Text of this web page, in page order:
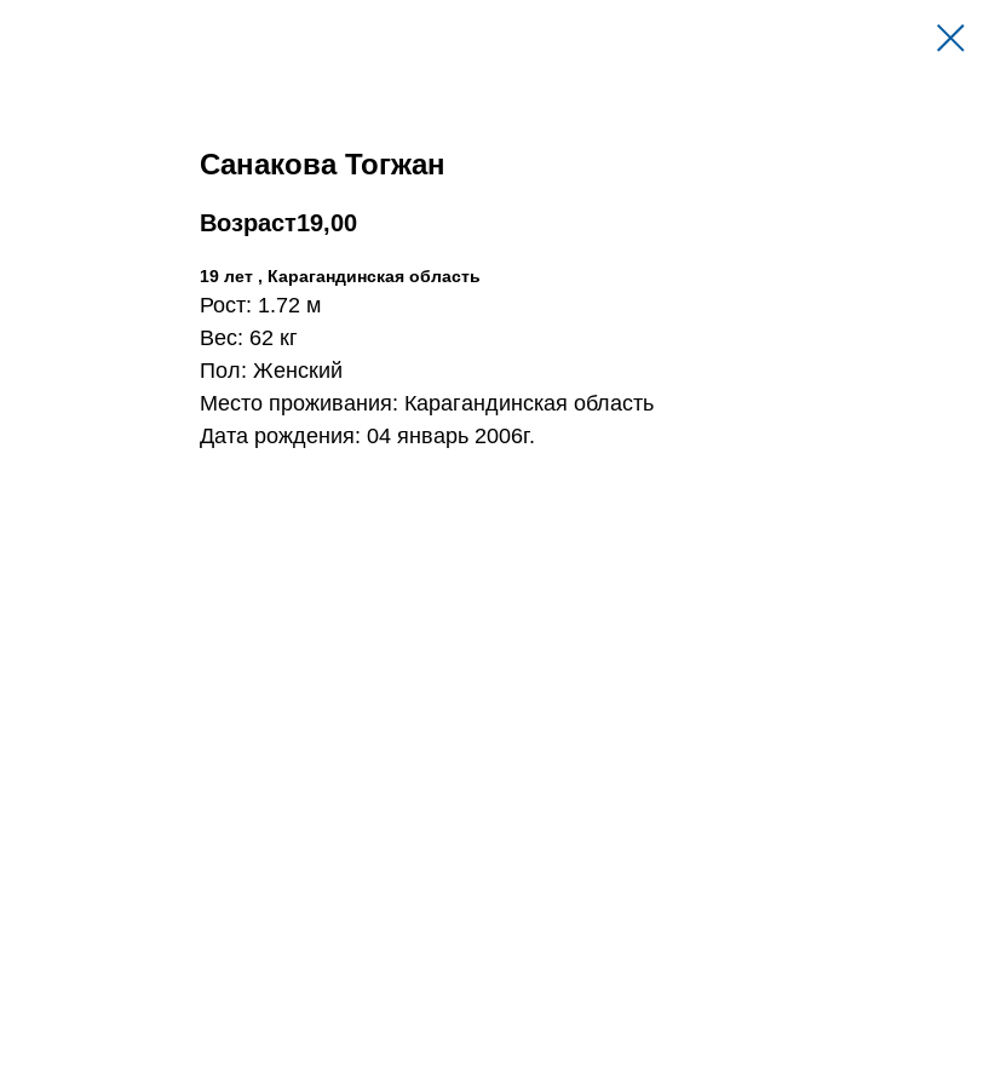
Санакова Тогжан
Возраст19,00
19 лет , Карагандинская область
Рост: 1.72 м
Вес: 62 кг
Пол: Женский
Место проживания: Карагандинская область
Дата рождения: 04 январь 2006г.